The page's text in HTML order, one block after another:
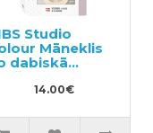
Studio
Māneklis
dabiskā
6-18m
14.00€